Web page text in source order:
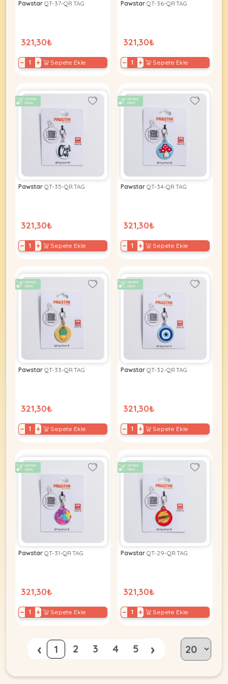
PawstarQT-37-QR TAG
321,30₺
− + Sepete Ekle
PawstarQT-36-QR TAG
321,30₺
− + Sepete Ekle
PawstarQT-35-QR TAG
321,30₺
− + Sepete Ekle
PawstarQT-34-QR TAG
321,30₺
− + Sepete Ekle
PawstarQT-33-QR TAG
321,30₺
− + Sepete Ekle
PawstarQT-32-QR TAG
321,30₺
− + Sepete Ekle
PawstarQT-31-QR TAG
321,30₺
− + Sepete Ekle
PawstarQT-29-QR TAG
321,30₺
− + Sepete Ekle
‹ 1 2 3 4 5 ›